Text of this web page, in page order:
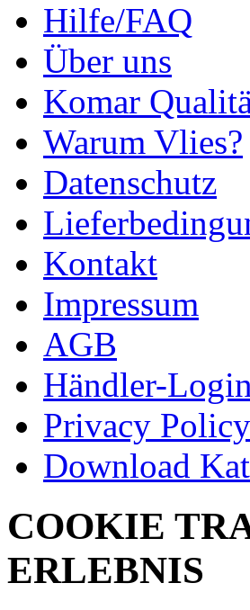
Hilfe/FAQ
Über uns
Komar
Warum Vlies?
Datenschutz
Kontakt
Impressum
AGB
Händler-Login
Privacy Policy
Download
COOKIE
ERLEBNIS